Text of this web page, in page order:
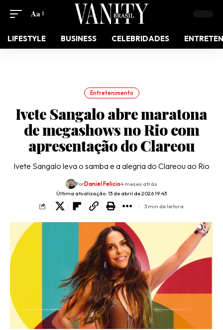
Aa
LIFESTYLE BUSINESS CELEBRIDADES
Entretenimento
Ivete Sangalo abre maratona
de megashows no Rio com
apresentação do Clareou
Ivete Sangalo leva o samba e a alegria do Clareou ao Rio
Última atualização: 13 de abril de 2026 19:43
PorDaniel Felicio4 meses atrás
3 min de leitura